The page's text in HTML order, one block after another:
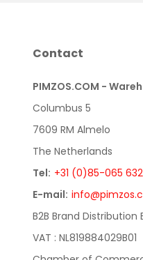
Contact
PIMZOS.COM -
Columbus 5
7609 RM Almelo
The Netherlands
Tel: +31 (0)85-065
E-mail:
B2B Brand Distribution
VAT : NL819884029B01